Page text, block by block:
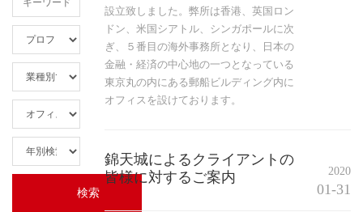
設立致しました。弊所は香港、英国ロン
ドン、米国シアトル、シンガポールに次
ぎ、５番目の海外事務所となり、日本の
金融・経済の中心地の一つとなっている
東京丸の内にある郵船ビルディング内に
オフィスを設けております。
錦天城によるクライアントの
皆様に対するご案内
2020
01-31